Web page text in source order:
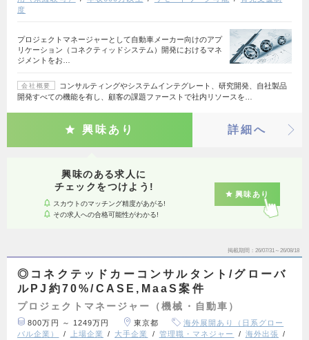
度
プロジェクトマネージャーとして自動車メーカー向けのアプ
リケーション（コネクティッドシステム）開発におけるマネ
ジメントをお…
会社概要
コンサルティングやシステムインテグレート、研究開発、自社製品
開発すべての機能を有し、顧客の課題ファーストで社内リソースを…
興味あり 詳細へ
興味のある求人に
チェックをつけよう!
スカウトのマッチング精度があがる!
その求人への合格可能性がわかる!
興味あり
掲載期間 26/07/31～26/08/18
◎コネクテッドカーコンサルタント/グローバ
ルPJ約70%/CASE,MaaS案件
プロジェクトマネージャー（機械・自動車）
800万円 ～ 1249万円 東京都
海外展開あり（日系グロー
バル企業）
上場企業 大手企業 管理職・マネジャー
海外出張